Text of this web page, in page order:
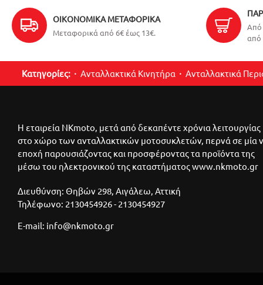
ΟΙΚΟΝΟΜΙΚΆ ΜΕΤΑΦΟΡΙΚΆ
Μεταφορικά από 6€ έως 13€.
Από
από
Κατηγορίες: Ανταλλακτικά Κινητήρα Ανταλλακτικά
Η εταιρεία NKmoto, μετά από δεκαπέντε χρόνια λειτουργίας
στο χώρο των ανταλλακτικών μοτοσυκλετών, περνά σε μία
εποχή παρουσιάζοντας και προσφέροντας τα προϊόντα της
μέσω του ηλεκτρονικού της καταστήματος www.nkmoto.gr
Διευθύνση: Θηβών 298, Αιγάλεω, Αττική
Τηλέφωνο: 2130454926 - 2130454927
E-mail: info@nkmoto.gr